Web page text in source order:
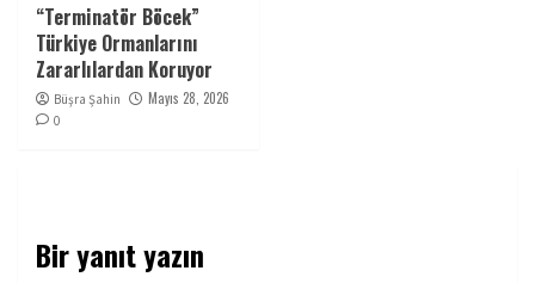
“Terminatör Böcek”
Türkiye Ormanlarını
Zararlılardan Koruyor
Büşra Şahin Mayıs 28, 2026
0
Bir yanıt yazın